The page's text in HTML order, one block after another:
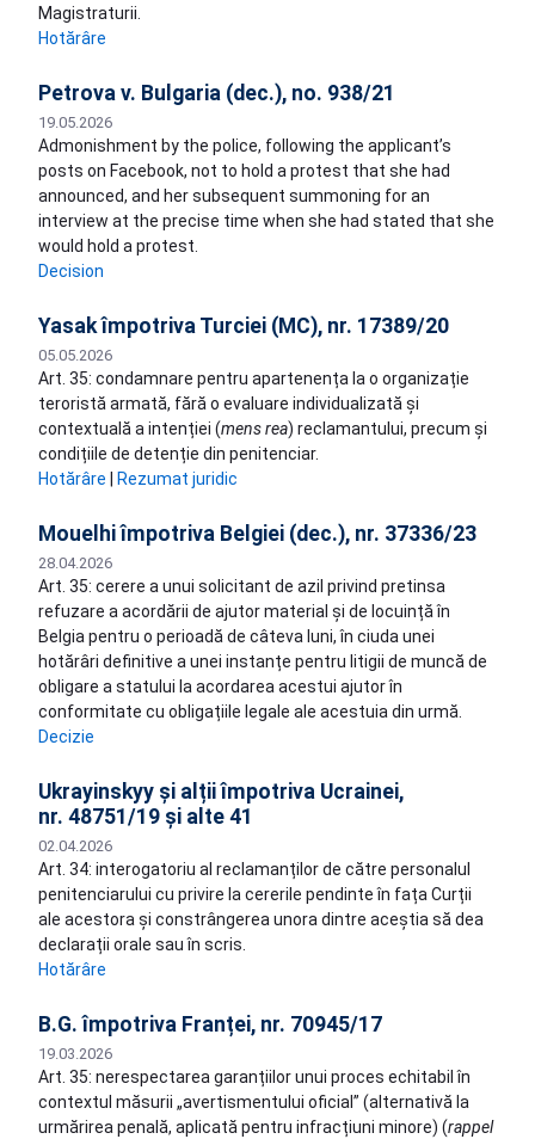
Magistraturii.
Hotărâre
Petrova v. Bulgaria (dec.), no. 938/21
19.05.2026
Admonishment by the police, following the applicant’s
posts on Facebook, not to hold a protest that she had
announced, and her subsequent summoning for an
interview at the precise time when she had stated that she
would hold a protest.
Decision
Yasak împotriva Turciei (MC), nr. 17389/20
05.05.2026
Art. 35: condamnare pentru apartenența la o organizație
teroristă armată, fără o evaluare individualizată și
contextuală a intenției (mens rea) reclamantului, precum și
condițiile de detenție din penitenciar.
Hotărâre
Rezumat juridic
Mouelhi împotriva Belgiei (dec.), nr. 37336/23
28.04.2026
Art. 35: cerere a unui solicitant de azil privind pretinsa
refuzare a acordării de ajutor material și de locuință în
Belgia pentru o perioadă de câteva luni, în ciuda unei
hotărâri definitive a unei instanțe pentru litigii de muncă de
obligare a statului la acordarea acestui ajutor în
conformitate cu obligațiile legale ale acestuia din urmă.
Decizie
Ukrayinskyy și alții împotriva Ucrainei,
nr. 48751/19 și alte 41
02.04.2026
Art. 34: interogatoriu al reclamanților de către personalul
penitenciarului cu privire la cererile pendinte în fața Curții
ale acestora și constrângerea unora dintre aceștia să dea
declarații orale sau în scris.
Hotărâre
B.G. împotriva Franței, nr. 70945/17
19.03.2026
Art. 35: nerespectarea garanțiilor unui proces echitabil în
contextul măsurii „avertismentului oficial” (alternativă la
urmărirea penală, aplicată pentru infracțiuni minore) (rappel